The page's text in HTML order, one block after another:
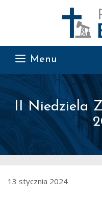
Menu
II Niedziela
13 stycznia 2024